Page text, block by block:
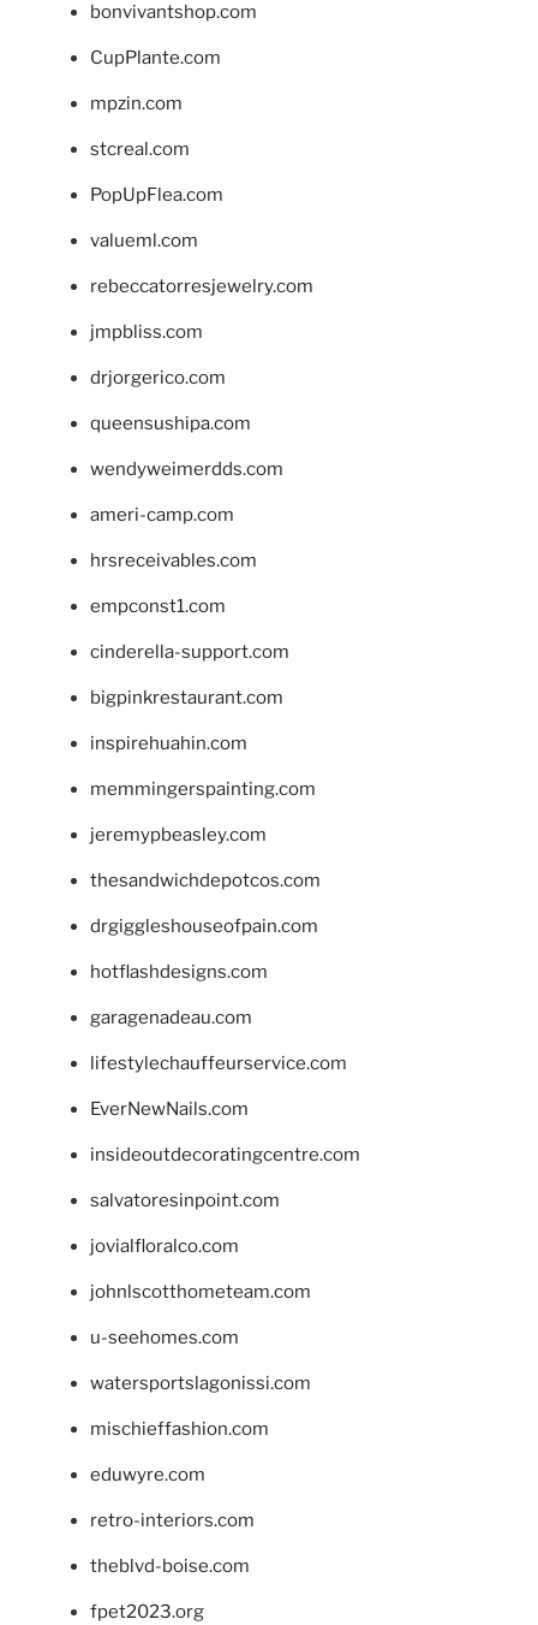
bonvivantshop.com
CupPlante.com
mpzin.com
stcreal.com
PopUpFlea.com
valueml.com
rebeccatorresjewelry.com
jmpbliss.com
drjorgerico.com
queensushipa.com
wendyweimerdds.com
ameri-camp.com
hrsreceivables.com
empconst1.com
cinderella-support.com
bigpinkrestaurant.com
inspirehuahin.com
memmingerspainting.com
jeremypbeasley.com
thesandwichdepotcos.com
drgiggleshouseofpain.com
hotflashdesigns.com
garagenadeau.com
lifestylechauffeurservice.com
EverNewNails.com
insideoutdecoratingcentre.com
salvatoresinpoint.com
jovialfloralco.com
johnlscotthometeam.com
u-seehomes.com
watersportslagonissi.com
mischieffashion.com
eduwyre.com
retro-interiors.com
theblvd-boise.com
fpet2023.org